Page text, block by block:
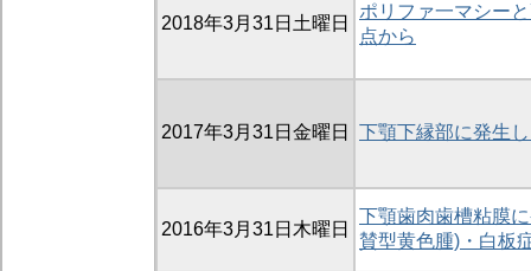
2018年3月31日土曜日
ポリファ一マシー
点から
2017年3月31日金曜日 下顎下縁部に発生
2016年3月31日木曜日
下顎歯肉歯槽粘膜
賛型黄色腫)・白板